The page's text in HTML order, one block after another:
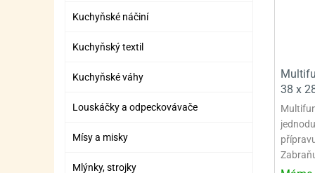
Kuchyňské náčiní
Kuchyňský textil
Kuchyňské váhy
Louskáčky a odpeckovávače
Mísy a misky
Mlýnky, strojky
38 x